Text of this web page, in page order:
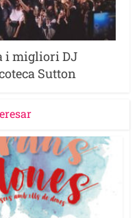
i migliori DJ
Sutton